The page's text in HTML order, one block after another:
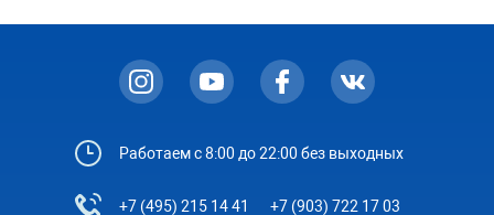
Работаем с 8:00 до 22:00 без выходных
+7 (495) 215 14 41 +7 (903) 722 17 03